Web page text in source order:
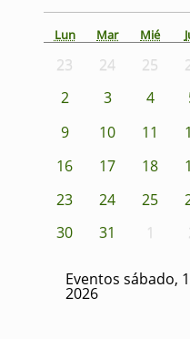
Lun Mar Mié
23 24 25
2
3 4
9
10 11
16
17 18
23
24 25
30
31 1
Eventos sábado,
2026